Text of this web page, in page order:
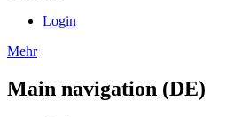
Login
Mehr
Main navigation (DE)